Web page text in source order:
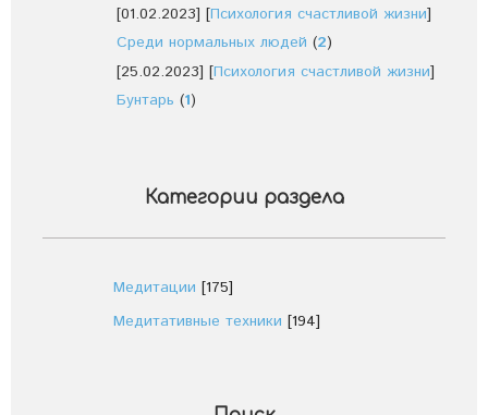
[01.02.2023] [Психология счастливой жизни]
Среди нормальных людей (2)
[25.02.2023] [Психология счастливой жизни]
Бунтарь (1)
Категории раздела
Медитации [175]
Медитативные техники [194]